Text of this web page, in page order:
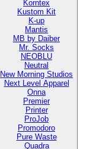
Korntex
Kustom Kit
K-up
Mantis
MB by Daiber
Mr. Socks
NEOBLU
Neutral
New Morning Studios
Next Level Apparel
Onna
Premier
Printer
ProJob
Promodoro
Pure Waste
Quadra